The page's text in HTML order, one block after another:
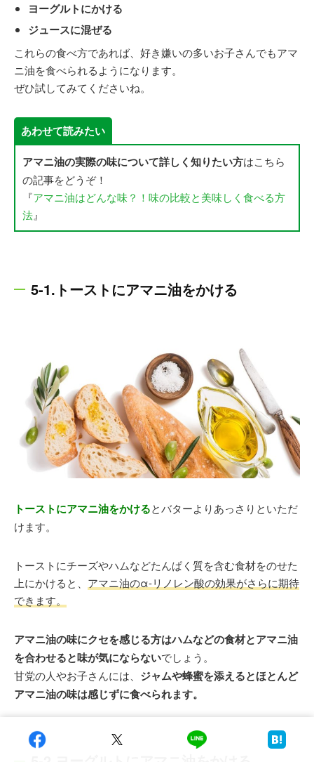
ヨーグルトにかける
ジュースに混ぜる
これらの食べ方であれば、好き嫌いの多いお子さんでもアマ
ニ油を食べられるようになります。
ぜひ試してみてくださいね。
あわせて読みたい
アマニ油の実際の味について詳しく知りたい方はこちら
の記事をどうぞ！
『アマニ油はどんな味？！味の比較と美味しく食べる方
法』
5-1.トーストにアマニ油をかける
トーストにアマニ油をかけるとバターよりあっさりといただ
けます。
トーストにチーズやハムなどたんぱく質を含む食材をのせた
上にかけると、 アマニ油のα-リノレン酸の効果がさらに期待
できます。
アマニ油の味にクセを感じる方はハムなどの食材とアマニ油
を合わせると味が気にならないでしょう。
甘党の人やお子さんには、 ジャムや蜂蜜を添えるとほとんど
アマニ油の味は感じずに食べられます。